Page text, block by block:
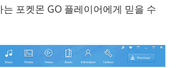
포켓몬 GO 플레이어에게 믿을 수